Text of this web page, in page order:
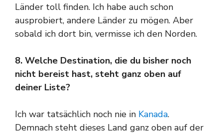
Länder toll finden. Ich habe auch schon
ausprobiert, andere Länder zu mögen. Aber
sobald ich dort bin, vermisse ich den Norden.
8. Welche Destination, die du bisher noch
nicht bereist hast, steht ganz oben auf
deiner Liste?
Ich war tatsächlich noch nie in Kanada.
Demnach steht dieses Land ganz oben auf der